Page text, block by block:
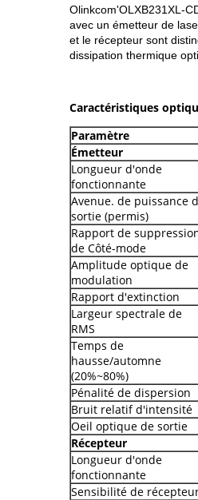
Olinkcom'OLXB231XL-
avec un émetteur de
et le récepteur sont
dissipation thermique
Caractéristiques
Paramètre
Émetteur
Longueur d'onde
fonctionnante
Avenue. de puissance
sortie (permis)
Rapport de
de Côté-mode
Amplitude optique de
modulation
Rapport d'extinction
Largeur spectrale de
RMS
Temps de
hausse/automne
(20%~80%)
Pénalité de dispersion
Bruit relatif d'intensité
Oeil optique de sortie
Récepteur
Longueur d'onde
fonctionnante
Sensibilité de